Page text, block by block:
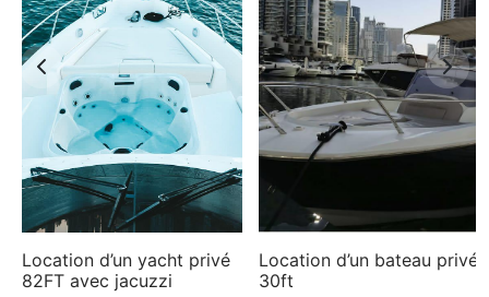
Location d’un yacht privé
82FT avec jacuzzi
Location d’un bateau privé
30ft